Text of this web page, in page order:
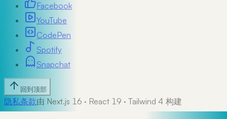
Facebook
YouTube
CodePen
Spotify
Snapchat
回到顶部
隐私条款由 Next.js 16 · React 19 · Tailwind 4 构建